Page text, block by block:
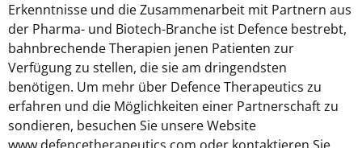
Erkenntnisse und die Zusammenarbeit mit Partnern aus
der Pharma- und Biotech-Branche ist Defence bestrebt,
bahnbrechende Therapien jenen Patienten zur
Verfügung zu stellen, die sie am dringendsten
benötigen. Um mehr über Defence Therapeutics zu
erfahren und die Möglichkeiten einer Partnerschaft zu
sondieren, besuchen Sie unsere Website